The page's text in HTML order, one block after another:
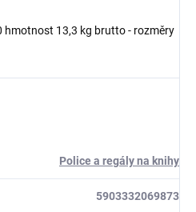
hmotnost 13,3 kg brutto - rozměry
Police a regály na knihy
5903332069873